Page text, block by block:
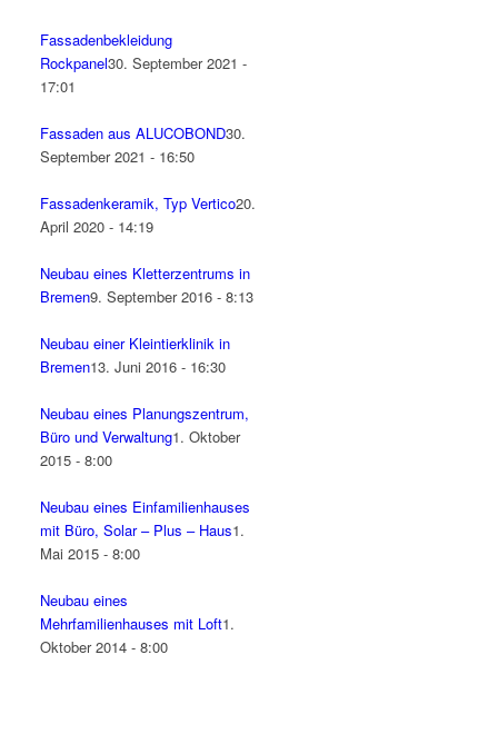
Fassadenbekleidung
Rockpanel30. September 2021 -
17:01
Fassaden aus ALUCOBOND30.
September 2021 - 16:50
Fassadenkeramik, Typ Vertico20.
April 2020 - 14:19
Neubau eines Kletterzentrums in
Bremen9. September 2016 - 8:13
Neubau einer Kleintierklinik in
Bremen13. Juni 2016 - 16:30
Neubau eines Planungszentrum,
Büro und Verwaltung1. Oktober
2015 - 8:00
Neubau eines Einfamilienhauses
mit Büro, Solar – Plus – Haus1.
Mai 2015 - 8:00
Neubau eines
Mehrfamilienhauses mit Loft1.
Oktober 2014 - 8:00